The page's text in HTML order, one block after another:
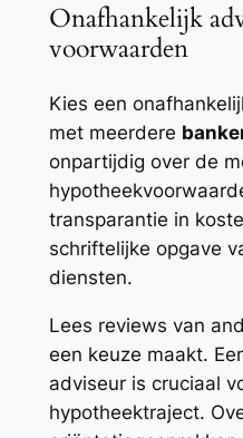
Onafhankelijk
voorwaarden
Kies een
met meerdere
onpartijdig over de
transparantie in
schriftelijke opgave
diensten.
Lees reviews van
een keuze maakt.
adviseur is cruciaal
hypotheektraject.